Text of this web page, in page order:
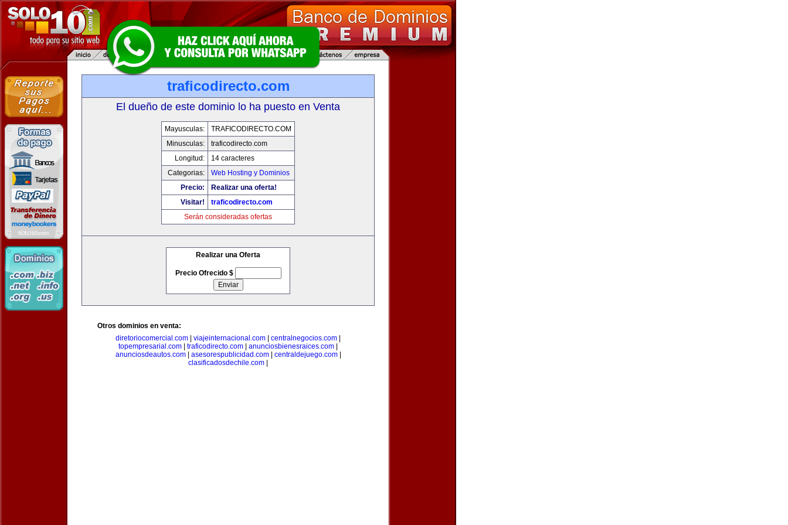
traficodirecto.com
El dueño de este dominio lo ha puesto en Venta
Mayusculas:
TRAFICODIRECTO.COM
Minusculas:
traficodirecto.com
Longitud:
14 caracteres
Categorias:
Web Hosting y Dominios
Precio:
Realizar una oferta!
Visitar!
traficodirecto.com
Serán consideradas ofertas
Realizar una Oferta
Precio Ofrecido $
Otros dominios en venta:
diretoriocomercial.com
viajeinternacional.com centralnegocios.com
topempresarial.com
traficodirecto.com anunciosbienesraices.com
anunciosdeautos.com| asesorespublicidad.com| centraldejuego.com|
clasificadosdechile.com